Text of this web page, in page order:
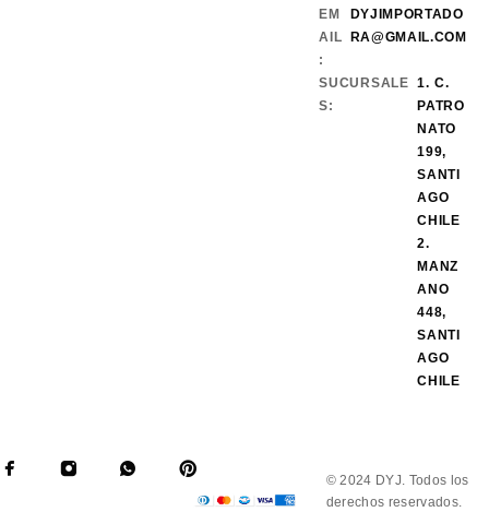
EM
AIL
:
DYJIMPORTADO
RA@GMAIL.COM
SUCURSALE
S:
1. C.
PATRO
NATO
199,
SANTI
AGO
CHILE
2.
MANZ
ANO
448,
SANTI
AGO
CHILE
© 2024 DYJ. Todos los
derechos reservados.